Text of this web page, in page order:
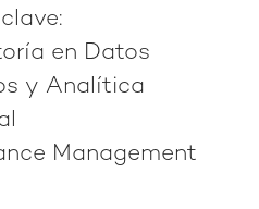
:
en Datos
y Analítica
Management